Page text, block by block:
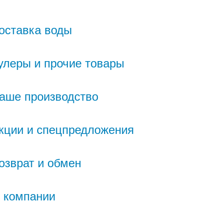
воды
и прочие товары
производство
и спецпредложения
и обмен